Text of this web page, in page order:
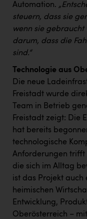
ZULuft - Zukunft Luft
z.l.ö.
Österreichisches
Wirtschaftskammer
Dopgas
kunden basics
kontakt
Automation.
steuern, dass sie
wenn sie gebraucht
darum, dass die
sind.“
Technologie aus
Die neue
Freistadt wurde
Team in Betrieb
Freistadt zeigt: Die
hat bereits
technologische
Anforderungen trifft
die sich im Alltag
ist das Projekt auch
heimischen
Entwicklung,
Oberösterreich –